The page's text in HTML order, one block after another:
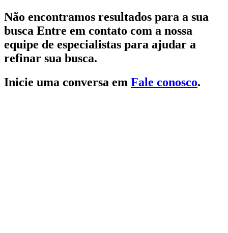
Não encontramos resultados para a sua
busca Entre em contato com a nossa
equipe de especialistas para ajudar a
refinar sua busca.
Inicie uma conversa em Fale conosco.